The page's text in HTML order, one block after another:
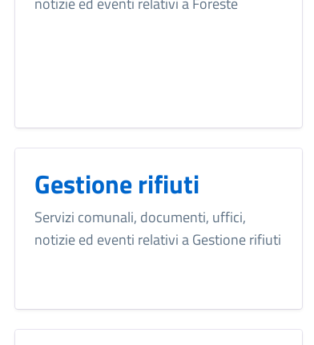
Gestione rifiuti
Servizi comunali, documenti, uffici,
notizie ed eventi relativi a Gestione rifiuti